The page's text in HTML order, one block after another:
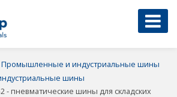
Промышленные и индустриальные шины
шины
- пневматические шины для складских